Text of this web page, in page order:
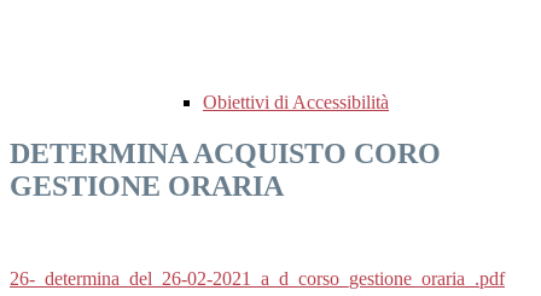
Obiettivi di Accessibilità
DETERMINA ACQUISTO CORO
GESTIONE ORARIA
26-_determina_del_26-02-2021_a_d_corso_gestione_oraria_.pdf